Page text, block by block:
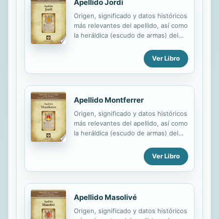
Apellido Jordi
Origen, significado y datos históricos
más relevantes del apellido, así como
la heráldica (escudo de armas) del
edición de todas nuestras láminas
nos regimos por un estricto
protocolo cuya finalidad es la de
garantizar la veracidad y utilidad de la
simbolismo de los principales
esmaltes, metales y piezas
heráldicas.
Ver Libro
Apellido Montferrer
Origen, significado y datos históricos
más relevantes del apellido, así como
la heráldica (escudo de armas) del
edición de todas nuestras láminas
nos regimos por un estricto
protocolo cuya finalidad es la de
garantizar la veracidad y utilidad de la
simbolismo de los principales
esmaltes, metales y piezas
Ver Libro
Apellido Masolivé
Origen, significado y datos históricos